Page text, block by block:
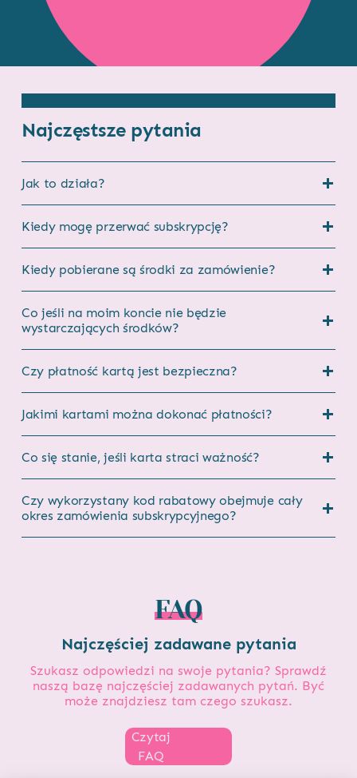
Najczęstsze pytania
Jak to działa?
Kiedy mogę przerwać subskrypcję?
Kiedy pobierane są środki za zamówienie?
Co jeśli na moim koncie nie będzie
wystarczających środków?
Czy płatność kartą jest bezpieczna?
Jakimi kartami można dokonać płatności?
Co się stanie, jeśli karta straci ważność?
Czy wykorzystany kod rabatowy obejmuje cały
okres zamówienia subskrypcyjnego?
FAQ
Najczęściej zadawane pytania
Szukasz odpowiedzi na swoje pytania? Sprawdź
naszą bazę najczęściej zadawanych pytań. Być
może znajdziesz tam czego szukasz.
Czytaj
FAQ